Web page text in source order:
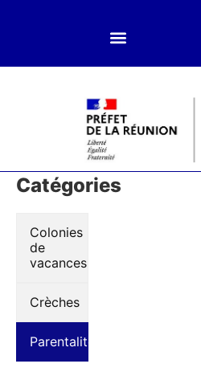
Catégories
Colonies
de
vacances
Crèches
Parentalité